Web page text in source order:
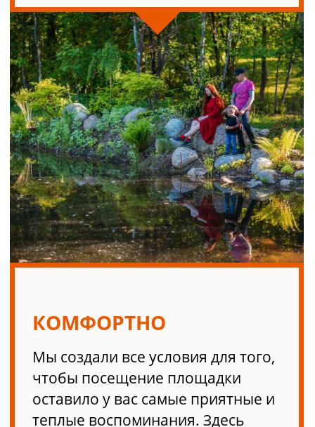
Мы знаем, что вы цените
безопасность, поэтому у нас
ведется видеонаблюдение и
предоставляется страховка для
всех гостей